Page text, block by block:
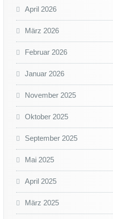
April 2026
März 2026
Februar 2026
Januar 2026
November 2025
Oktober 2025
September 2025
Mai 2025
April 2025
März 2025